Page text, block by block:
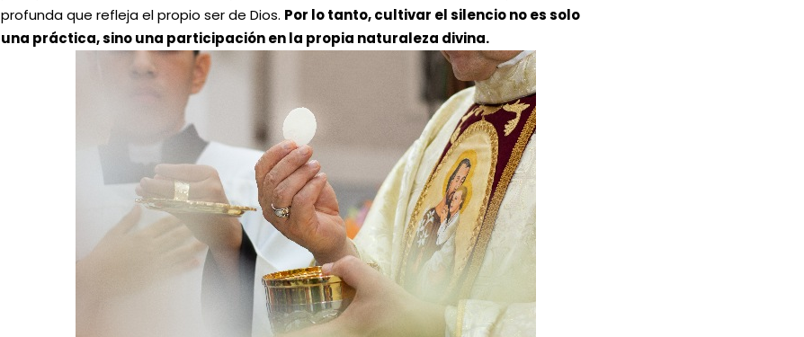
profunda que refleja el propio ser de Dios. Por lo tanto, cultivar el silencio no es solo
una práctica, sino una participación en la propia naturaleza divina.